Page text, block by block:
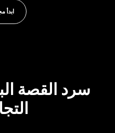
ابدأ
سرد القصة